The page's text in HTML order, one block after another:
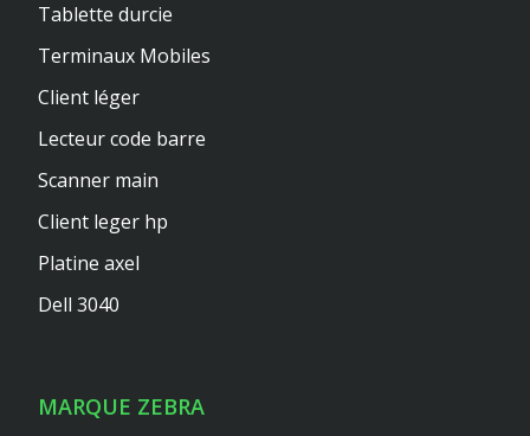
Tablette durcie
Terminaux Mobiles
Client léger
Lecteur code barre
Scanner main
Client leger hp
Platine axel
Dell 3040
MARQUE ZEBRA